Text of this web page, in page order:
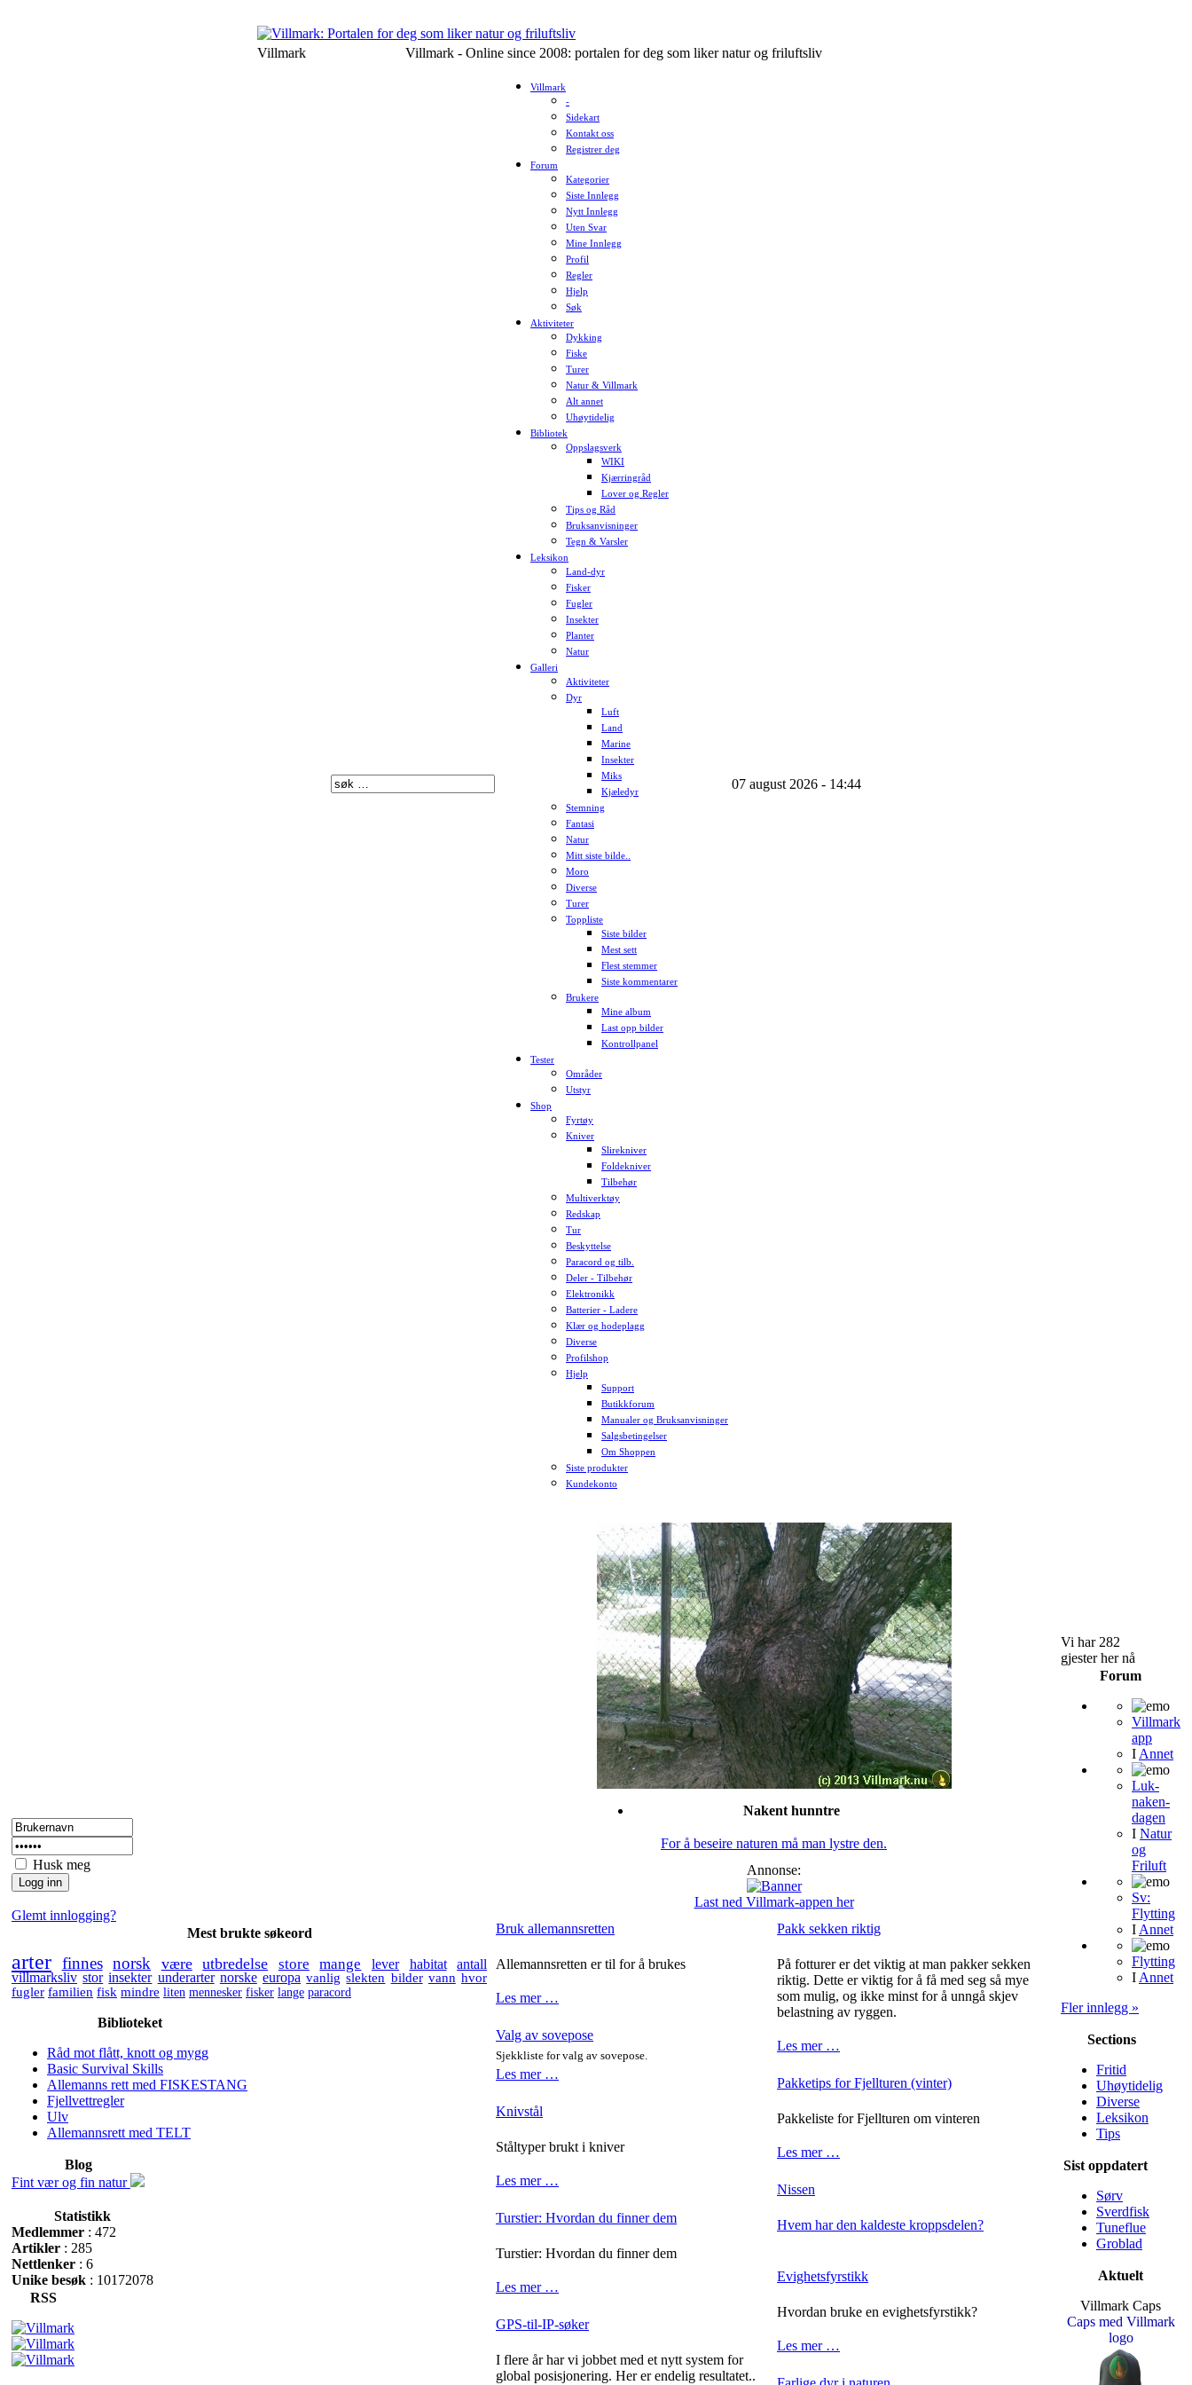
Villmark Villmark - Online since 2008: portalen for deg som liker natur og friluftsliv
Villmark
-
Sidekart
Kontakt oss
Registrer deg
Forum
Kategorier
Siste Innlegg
Nytt Innlegg
Uten Svar
Mine Innlegg
Profil
Regler
Hjelp
Søk
Aktiviteter
Dykking
Fiske
Turer
Natur & Villmark
Alt annet
Uhøytidelig
Bibliotek
Oppslagsverk
WIKI
Kjærringråd
Lover og Regler
Tips og Råd
Bruksanvisninger
Tegn & Varsler
Leksikon
Land-dyr
Fisker
Fugler
Insekter
Planter
Natur
Galleri
Aktiviteter
Dyr
Luft
Land
Marine
Insekter
Miks
Kjæledyr
Stemning
Fantasi
Natur
Mitt siste bilde..
Moro
Diverse
Turer
Toppliste
Siste bilder
Mest sett
Flest stemmer
Siste kommentarer
Brukere
Mine album
Last opp bilder
Kontrollpanel
Tester
Områder
Utstyr
Shop
Fyrtøy
Kniver
Slirekniver
Foldekniver
Tilbehør
Multiverktøy
Redskap
Tur
Beskyttelse
Paracord og tilb.
Deler - Tilbehør
Elektronikk
Batterier - Ladere
Klær og hodeplagg
Diverse
Profilshop
Hjelp
Support
Butikkforum
Manualer og Bruksanvisninger
Salgsbetingelser
Om Shoppen
Siste produkter
Kundekonto
07 august 2026 - 14:44
Husk meg
Glemt innlogging?
Mest brukte søkeord
arter finnes norsk være utbredelse store mange lever habitat
antall
villmarksliv stor insekter underarter norske europa vanlig slekten bilder vann hvor
fugler familien fisk mindre liten mennesker fisker lange paracord
Biblioteket
Råd mot flått, knott og mygg
Basic Survival Skills
Allemanns rett med FISKESTANG
Fjellvettregler
Ulv
Allemannsrett med TELT
Blog
Fint vær og fin natur
Statistikk
Medlemmer : 472
Artikler : 285
Nettlenker : 6
Unike besøk : 10172078
RSS
Nakent hunntre
For å beseire naturen må man lystre den.
Annonse:
Last ned Villmark-appen her
Bruk allemannsretten
Allemannsretten er til for å brukes
Les mer …
Valg av sovepose
Sjekkliste for valg av sovepose.
Les mer …
Knivstål
Ståltyper brukt i kniver
Les mer …
Turstier: Hvordan du finner dem
Turstier: Hvordan du finner dem
Les mer …
GPS-til-IP-søker
I flere år har vi jobbet med et nytt system for
global posisjonering. Her er endelig resultatet..
Pakk sekken riktig
På fotturer er det viktig at man pakker sekken
riktig. Dette er viktig for å få med seg så mye
som mulig, og ikke minst for å unngå skjev
belastning av ryggen.
Les mer …
Pakketips for Fjellturen (vinter)
Pakkeliste for Fjellturen om vinteren
Les mer …
Nissen
Hvem har den kaldeste kroppsdelen?
Evighetsfyrstikk
Hvordan bruke en evighetsfyrstikk?
Les mer …
Vi har 282
gjester her nå
Forum
Villmark
app
I Annet
Luk-
naken-
dagen
I Natur
og
Friluft
Sv:
Flytting
I Annet
Flytting
I Annet
Fler innlegg »
Sections
Fritid
Uhøytidelig
Diverse
Leksikon
Tips
Sist oppdatert
Sørv
Sverdfisk
Tuneflue
Groblad
Aktuelt
Villmark Caps
Caps med Villmark
logo